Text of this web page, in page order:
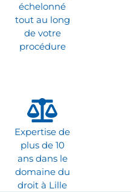
échelonné
tout au long
de votre
procédure
Expertise de
plus de 10
ans dans le
domaine du
droit à Lille